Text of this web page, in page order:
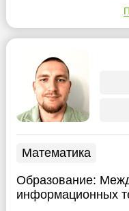
Математика
Образование:
информационных